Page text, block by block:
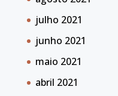
julho 2021
junho 2021
maio 2021
abril 2021